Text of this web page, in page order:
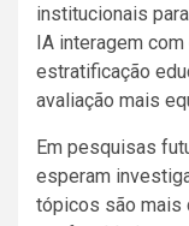
institucionais
IA interagem
estratificação
avaliação mais
Em pesquisas
esperam
tópicos são mais